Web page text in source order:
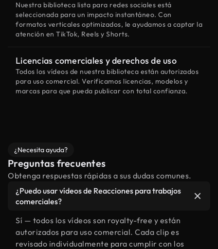
Nuestra biblioteca lista para redes sociales está
seleccionada para un impacto instantáneo. Con
formatos verticales optimizados, le ayudamos a captar la
atención en TikTok, Reels y Shorts.
Licencias comerciales y derechos de uso
Todos los vídeos de nuestra biblioteca están autorizados
para uso comercial. Verificamos licencias, modelos y
marcas para que pueda publicar con total confianza.
¿Necesita ayuda?
Preguntas frecuentes
Obtenga respuestas rápidas a sus dudas comunes.
¿Puedo usar vídeos de Reacciones para trabajos
comerciales?
Sí — todos los vídeos son royalty-free y están
autorizados para uso comercial. Cada clip es
revisado individualmente para cumplir con los